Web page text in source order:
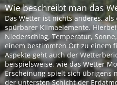
Wie beschreibt man das
Das Wetter ist nichts anderes,
spürbarer Klimaelemente.
Niederschlag, Temperatur,
einem bestimmten Ort zu einem
Aspekte geht auch der
beispielsweise, wie das Wetter
Erscheinung spielt sich übrigens
der untersten Schicht der